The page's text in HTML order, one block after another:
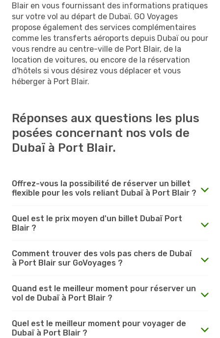
Blair en vous fournissant des informations pratiques
sur votre vol au départ de Dubaï. GO Voyages
propose également des services complémentaires
comme les transferts aéroports depuis Dubaï ou pour
vous rendre au centre-ville de Port Blair, de la
location de voitures, ou encore de la réservation
d'hôtels si vous désirez vous déplacer et vous
héberger à Port Blair.
Réponses aux questions les plus
posées concernant nos vols de
Dubaï à Port Blair.
Offrez-vous la possibilité de réserver un billet
flexible pour les vols reliant Dubaï à Port Blair ?
Quel est le prix moyen d'un billet Dubaï Port
Blair ?
Comment trouver des vols pas chers de Dubaï
à Port Blair sur GoVoyages ?
Quand est le meilleur moment pour réserver un
vol de Dubaï à Port Blair ?
Quel est le meilleur moment pour voyager de
Dubaï à Port Blair ?